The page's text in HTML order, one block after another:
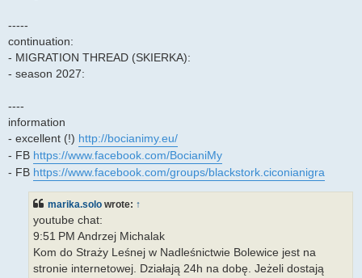
-----
continuation:
- MIGRATION THREAD (SKIERKA):
- season 2027:
----
information
- excellent (!) http://bocianimy.eu/
- FB https://www.facebook.com/BocianiMy
- FB https://www.facebook.com/groups/blackstork.ciconianigra
marika.solo wrote: ↑
youtube chat:
9:51 PM Andrzej Michalak​​
Kom do Straży Leśnej w Nadleśnictwie Bolewice jest na
stronie internetowej. Działają 24h na dobę. Jeżeli dostają